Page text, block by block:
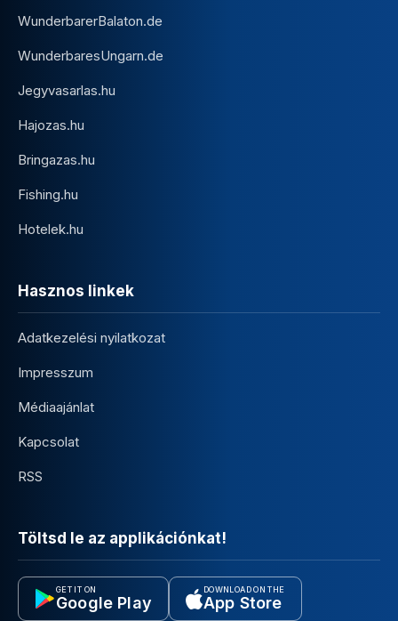
WunderbarerBalaton.de
WunderbaresUngarn.de
Jegyvasarlas.hu
Hajozas.hu
Bringazas.hu
Fishing.hu
Hotelek.hu
Hasznos linkek
Adatkezelési nyilatkozat
Impresszum
Médiaajánlat
Kapcsolat
RSS
Töltsd le az applikációnkat!
GET IT ON
Google Play
DOWNLOAD ON THE
App Store